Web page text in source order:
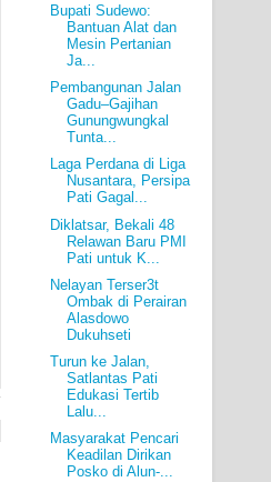
Bupati Sudewo:
Bantuan Alat dan
Mesin Pertanian
Ja...
Pembangunan Jalan
Gadu–Gajihan
Gunungwungkal
Tunta...
Laga Perdana di Liga
Nusantara, Persipa
Pati Gagal...
Diklatsar, Bekali 48
Relawan Baru PMI
Pati untuk K...
Nelayan Terser3t
Ombak di Perairan
Alasdowo
Dukuhseti
Turun ke Jalan,
Satlantas Pati
Edukasi Tertib
Lalu...
Masyarakat Pencari
Keadilan Dirikan
Posko di Alun-...